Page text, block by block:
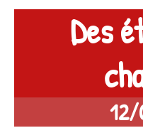
Des